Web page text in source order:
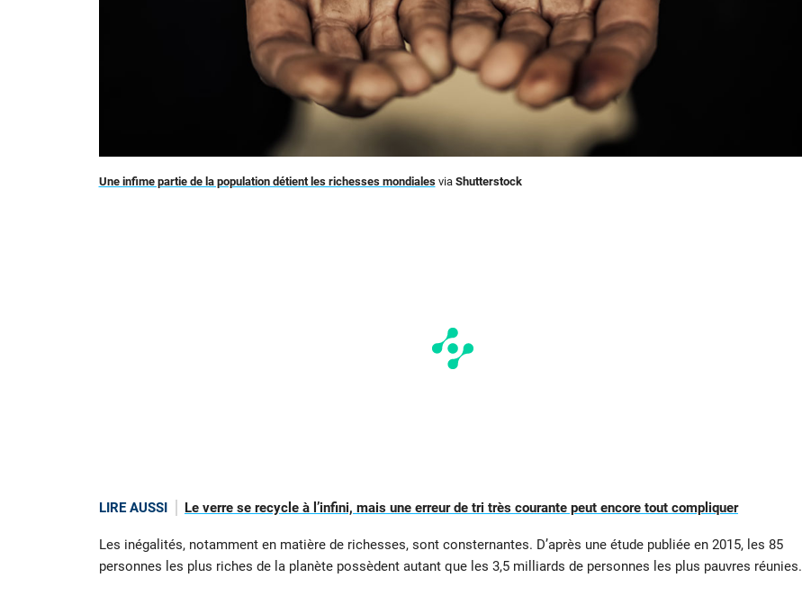
Une infime partie de la population détient les richesses mondialesvia Shutterstock
LIRE AUSSI Le verre se recycle à l’infini, mais une erreur de tri très courante peut encore tout compliquer
Les inégalités, notamment en matière de richesses, sont consternantes. D’après une étude publiée en 2015, les 85
personnes les plus riches de la planète possèdent autant que les 3,5 milliards de personnes les plus pauvres réunies.